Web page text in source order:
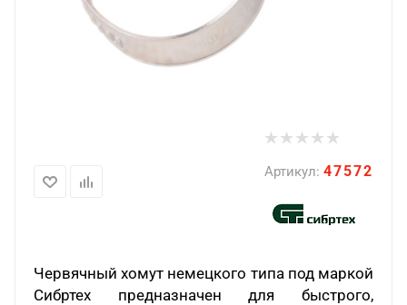
Артикул: 47572
Червячный хомут немецкого типа под маркой
Сибртех предназначен для быстрого,